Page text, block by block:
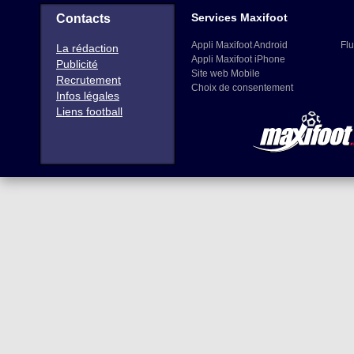
Contacts
La rédaction
Publicité
Recrutement
Infos légales
Liens football
Services Maxifoot
Appli Maxifoot Android
Appli Maxifoot iPhone
Site web Mobile
Choix de consentement